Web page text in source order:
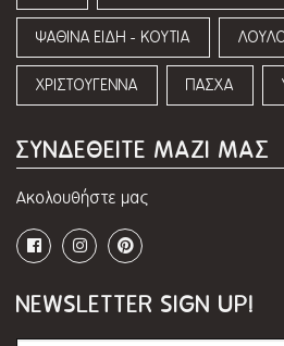
ΨΑΘΙΝΑ ΕΙΔΗ - ΚΟΥΤΙΑ
ΧΡΙΣΤΟΥΓΕΝΝΑ ΠΑΣΧΑ
ΣΥΝΔΕΘΕΙΤΕ ΜΑΖΙ ΜΑΣ
Ακολουθήστε μας
NEWSLETTER SIGN UP!